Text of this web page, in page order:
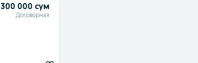
300 000 сум
Договорная